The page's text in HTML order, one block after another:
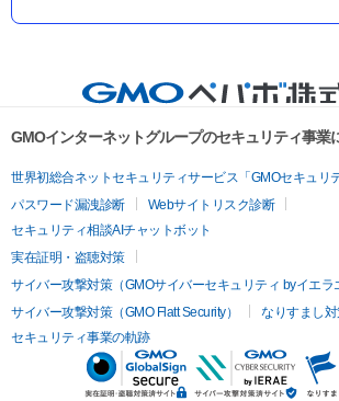
GMOインターネットグループのセキュリティ事業
世界初総合ネットセキュリティサービス「GMOセキュリ
パスワード漏洩診断
Webサイトリスク診断
セキュリティ相談AIチャットボット
実在証明・盗聴対策
サイバー攻撃対策（GMOサイバーセキュリティ byイエラ
サイバー攻撃対策（GMO Flatt Security）
なりすまし
セキュリティ事業の軌跡